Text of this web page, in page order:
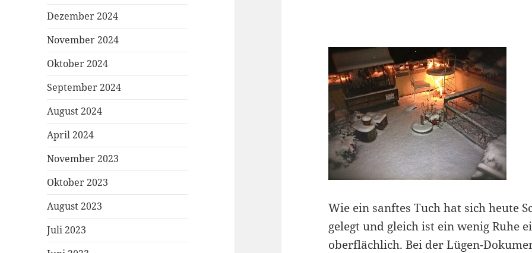
Dezember 2024
November 2024
Oktober 2024
September 2024
August 2024
April 2024
November 2023
Oktober 2023
August 2023
Juli 2023
Wie ein sanftes Tuch hat sich heute
gelegt und gleich ist ein wenig Ruhe
oberflächlich. Bei der Lügen-